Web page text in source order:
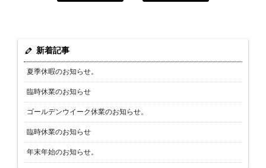
新着記事
夏季休暇のお知らせ。
臨時休業のお知らせ
ゴールデンウイーク休業のお知らせ。
臨時休業のお知らせ
年末年始のお知らせ。